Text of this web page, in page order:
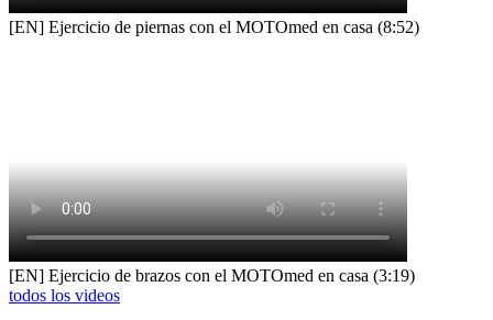
[EN] Ejercicio de piernas con el MOTOmed en casa (8:52)
[EN] Ejercicio de brazos con el MOTOmed en casa (3:19)
todos los videos